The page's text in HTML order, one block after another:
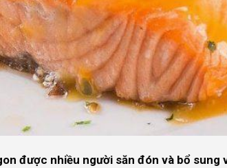
được nhiều người săn đón và bổ sung